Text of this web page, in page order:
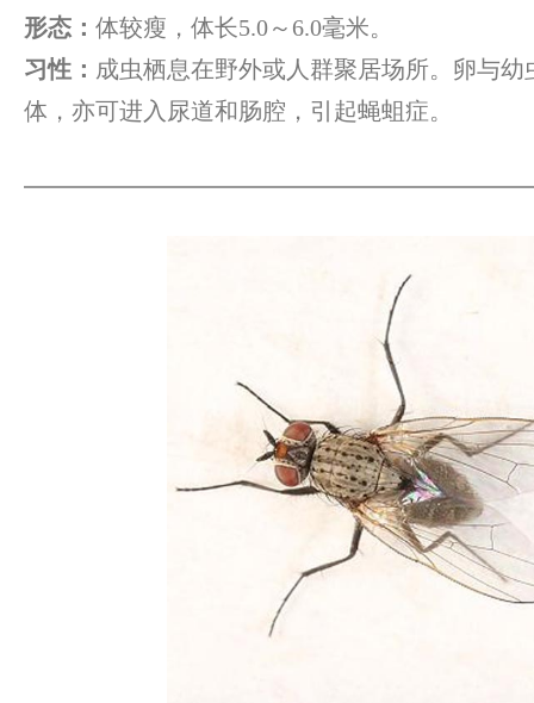
形态： 体较瘦，体长5.0～6.0毫米。
习性： 成虫栖息在野外或人群聚居场所。卵与幼
体，亦可进入尿道和肠腔，引起蝇蛆症。